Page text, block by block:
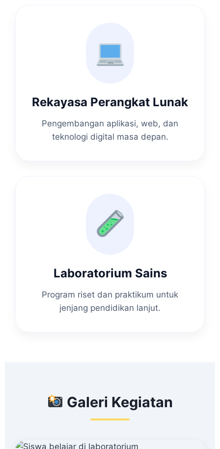
Rekayasa Perangkat Lunak
Pengembangan aplikasi, web, dan
teknologi digital masa depan.
Laboratorium Sains
Program riset dan praktikum untuk
jenjang pendidikan lanjut.
Galeri Kegiatan